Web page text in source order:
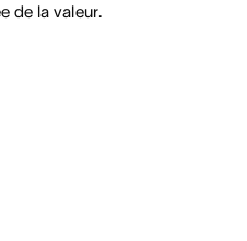
de la valeur.